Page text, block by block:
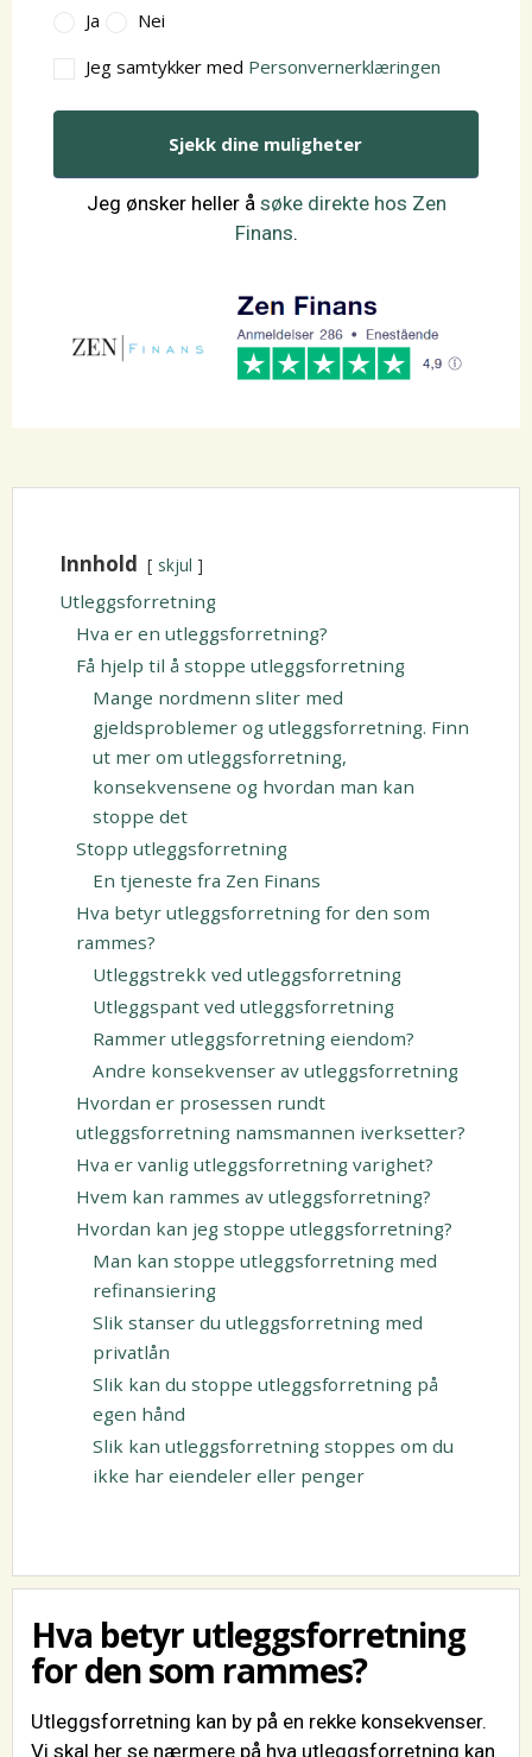
Ja
Nei
Jeg samtykker med Personvernerklæringen
Sjekk dine muligheter
Jeg ønsker heller å søke direkte hos Zen
Finans.
Innhold skjul
Utleggsforretning
Hva er en utleggsforretning?
Få hjelp til å stoppe utleggsforretning
Mange nordmenn sliter med
gjeldsproblemer og utleggsforretning. Finn
ut mer om utleggsforretning,
konsekvensene og hvordan man kan
stoppe det
Stopp utleggsforretning
En tjeneste fra Zen Finans
Hva betyr utleggsforretning for den som
rammes?
Utleggstrekk ved utleggsforretning
Utleggspant ved utleggsforretning
Rammer utleggsforretning eiendom?
Andre konsekvenser av utleggsforretning
Hvordan er prosessen rundt
utleggsforretning namsmannen iverksetter?
Hva er vanlig utleggsforretning varighet?
Hvem kan rammes av utleggsforretning?
Hvordan kan jeg stoppe utleggsforretning?
Man kan stoppe utleggsforretning med
refinansiering
Slik stanser du utleggsforretning med
privatlån
Slik kan du stoppe utleggsforretning på
egen hånd
Slik kan utleggsforretning stoppes om du
ikke har eiendeler eller penger
Hva betyr utleggsforretning
for den som rammes?
Utleggsforretning kan by på en rekke konsekvenser.
Vi skal her se nærmere på hva utleggsforretning kan